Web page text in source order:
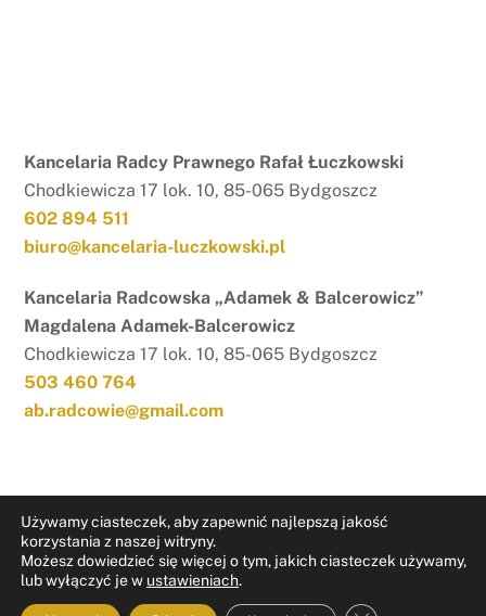
Kancelaria Radcy Prawnego Rafał Łuczkowski
Chodkiewicza 17 lok. 10, 85-065 Bydgoszcz
602 894 511
biuro@kancelaria-luczkowski.pl
Kancelaria Radcowska „Adamek & Balcerowicz”
Magdalena Adamek-Balcerowicz
Chodkiewicza 17 lok. 10, 85-065 Bydgoszcz
503 460 764
ab.radcowie@gmail.com
RODO Nota prawna
Używamy ciasteczek, aby zapewnić najlepszą jakość
korzystania z naszej witryny.
Możesz dowiedzieć się więcej o tym, jakich ciasteczek używamy,
lub wyłączyć je w ustawieniach.